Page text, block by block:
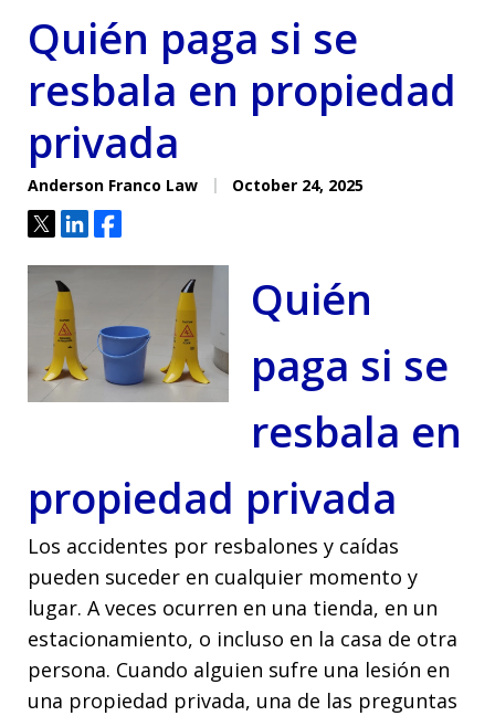
Quién paga si se
resbala en propiedad
privada
Anderson Franco Law October 24, 2025
TweetShareShare
Quién
paga si se
resbala en
propiedad privada
Los accidentes por resbalones y caídas
pueden suceder en cualquier momento y
lugar. A veces ocurren en una tienda, en un
estacionamiento, o incluso en la casa de otra
persona. Cuando alguien sufre una lesión en
una propiedad privada, una de las preguntas